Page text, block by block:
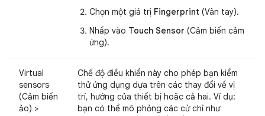
Chọn một giá trị Fingerprint (Vân tay).
Nhấp vào Touch Sensor (Cảm biến cảm
ứng).
Virtual
sensors
(Cảm biến
ảo) >
Chế độ điều khiển này cho phép bạn kiểm
thử ứng dụng dựa trên các thay đổi về vị
trí, hướng của thiết bị hoặc cả hai. Ví dụ:
bạn có thể mô phỏng các cử chỉ như